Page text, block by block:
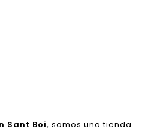
Sant Boi, somos una tienda